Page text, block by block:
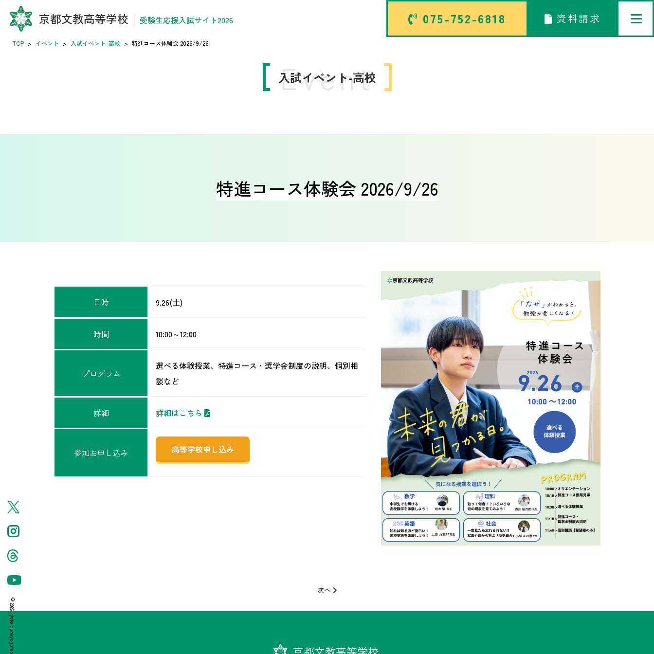
京都文教高等学校 ｜ 受験生応援入試サイト2026 075-752-6818 資料請求
TOP > イベント > 入試イベント-高校 > 特進コース体験会 2026/9/26
入試イベント-高校
Event
特進コース体験会 2026/9/26
日時 9.26(土)
時間 10:00～12:00
プログラム
選べる体験授業、特進コース・奨学金制度の説明、個別相
談など
詳細 詳細はこちら
参加お申し込み 高等学校申し込み
投
稿
ナ
ビ
ゲ
次へ